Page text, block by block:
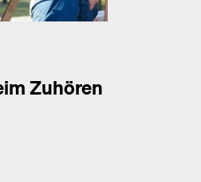
Zuhören